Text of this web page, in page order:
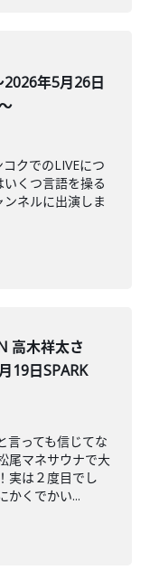
年5月26日
クでのLIVEにつ
くつ言語を操る
ネルに出演しま
高木祥太さ
日SPARK
言っても信じてな
尾マネサウナで大
実は２度目でし
かくでかい...